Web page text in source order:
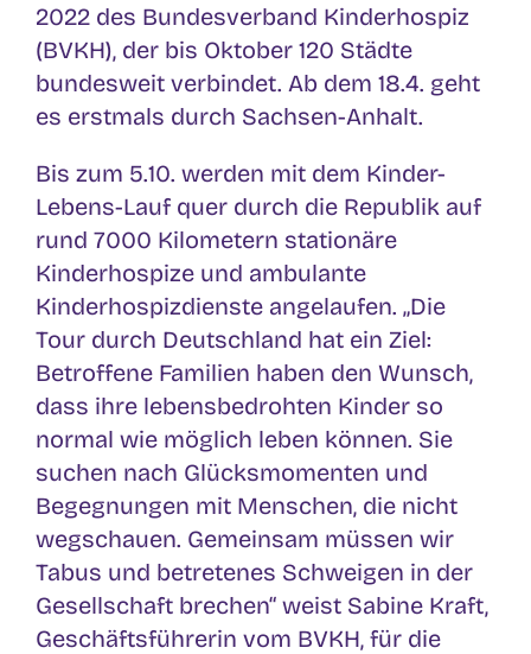
2022 des Bundesverband Kinderhospiz
(BVKH), der bis Oktober 120 Städte
bundesweit verbindet. Ab dem 18.4. geht
es erstmals durch Sachsen-Anhalt.
Bis zum 5.10. werden mit dem Kinder-
Lebens-Lauf quer durch die Republik auf
rund 7000 Kilometern stationäre
Kinderhospize und ambulante
Kinderhospizdienste angelaufen. „Die
Tour durch Deutschland hat ein Ziel:
Betroffene Familien haben den Wunsch,
dass ihre lebensbedrohten Kinder so
normal wie möglich leben können. Sie
suchen nach Glücksmomenten und
Begegnungen mit Menschen, die nicht
wegschauen. Gemeinsam müssen wir
Tabus und betretenes Schweigen in der
Gesellschaft brechen“ weist Sabine Kraft,
Geschäftsführerin vom BVKH, für die